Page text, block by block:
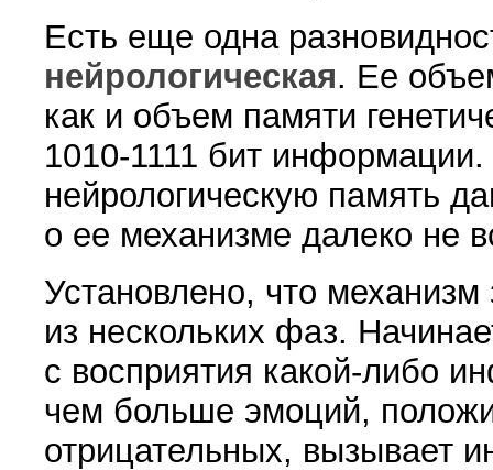
Есть еще одна
нейрологическая. Ее
как и объем памяти
1010-1111 бит
нейрологическую память
о ее механизме далеко не
Установлено, что
из нескольких фаз.
с восприятия какой-либо
чем больше эмоций,
отрицательных, вызывает